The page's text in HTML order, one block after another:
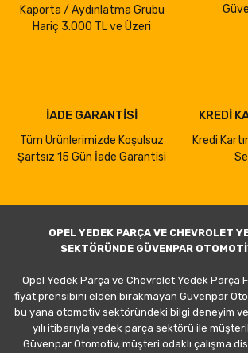
Kaporta / Aydınlatma Grubu
Hariç 3.000 TL ve Üzeri
İADE GARANTİSİ
Tüm Ürünlerimizde Koşulsuz
Şartsız 15 Gün İade Garantisi
KREDİ
Kredi
OPEL YEDEK PARÇA VE CHEVROLET
SEKTÖRÜNDE GÜVENPAR
Opel Yedek Parça ve Chevrolet Yedek Parça
fiyat prensibini elden bırakmayan Güvenpar
bu yana otomotiv sektöründeki bilgi deneyim
yılı itibarıyla yedek parça sektörü ile
Güvenpar Otomotiv, müşteri odaklı çalışma